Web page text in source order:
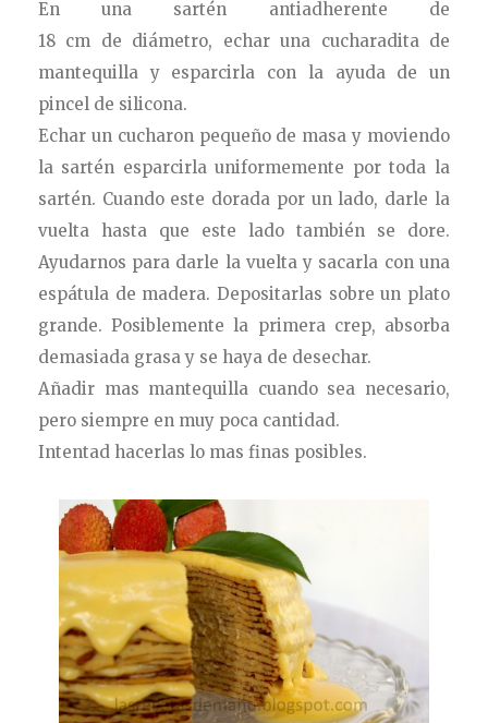
En una sartén antiadherente de
18 cm de diámetro, echar una cucharadita de
mantequilla y esparcirla con la ayuda de un
pincel de silicona.
Echar un cucharon pequeño de masa y moviendo
la sartén esparcirla uniformemente por toda la
sartén. Cuando este dorada por un lado, darle la
vuelta hasta que este lado también se dore.
Ayudarnos para darle la vuelta y sacarla con una
espátula de madera. Depositarlas sobre un plato
grande. Posiblemente la primera crep, absorba
demasiada grasa y se haya de desechar.
Añadir mas mantequilla cuando sea necesario,
pero siempre en muy poca cantidad.
Intentad hacerlas lo mas finas posibles.